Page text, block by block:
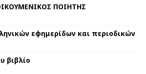
ΠΟΙΗΤΗΣ
εφημερίδων και περιοδικών
βιβλίο